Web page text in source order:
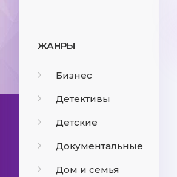
ЖАНРЫ
Бизнес
Детективы
Детские
Документальные
Дом и семья